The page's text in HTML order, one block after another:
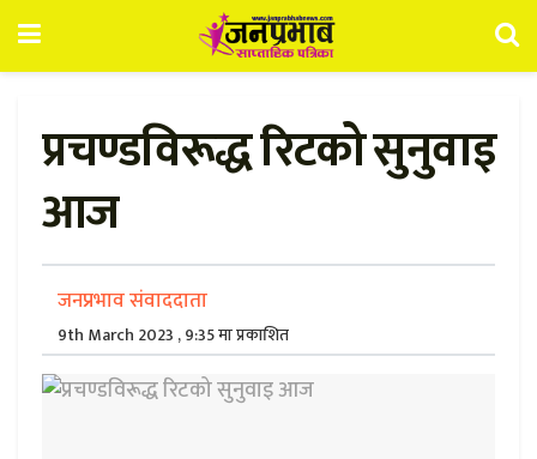
प्रचण्डविरूद्ध रिटको सुनुवाइ
आज
जनप्रभाव संवाददाता
9th March 2023 , 9:35 मा प्रकाशित